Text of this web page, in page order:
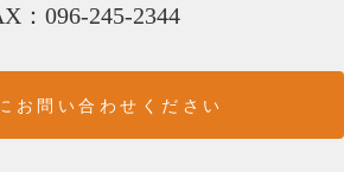
：096-245-2344
お問い合わせください